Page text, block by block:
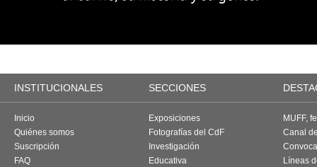
INSTITUCIONALES SECCIONES
Inicio
Quiénes somos
Suscripción
FAQ
Exposiciones
Fotografías del CdF
Investigación
Educativa
MUFF,
Canal
Líneas